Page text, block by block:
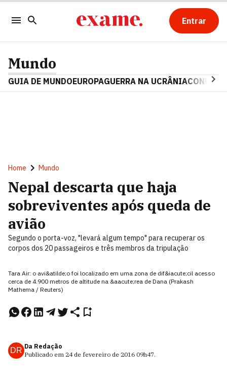
Entrar
Mundo
GUIA DE MUNDOEUROPAGUERRA NA UCRÂNIA
Home Mundo
Nepal descarta que haja
sobreviventes após queda de
avião
Segundo o porta-voz, "levará algum tempo" para recuperar os
corpos dos 20 passageiros e três membros da tripulação
Tara Air: o avi&atilde;o foi localizado em uma zona de dif&iacute;cil acesso
cerca de 4.900 metros de altitude na &aacute;rea de Dana (Prakash
Mathema / Reuters)
DR Da Redação
Publicado em 24 de fevereiro de 2016 09h47.